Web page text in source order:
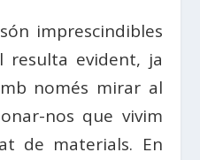
imprescindibles
resulta evident, ja
només mirar al
nos que vivim
de materials. En